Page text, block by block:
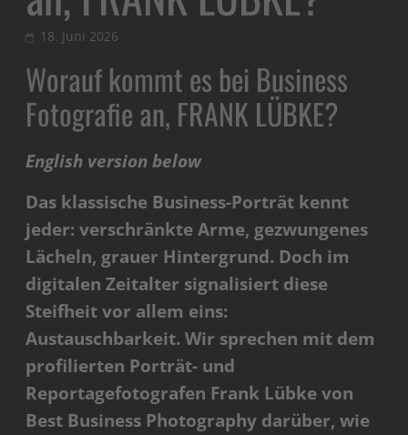
18. Juni 2026
Worauf kommt es bei Business
Fotografie an, FRANK LÜBKE?
English version below
Das klassische Business-Porträt kennt
jeder: verschränkte Arme, gezwungenes
Lächeln, grauer Hintergrund. Doch im
digitalen Zeitalter signalisiert diese
Steifheit vor allem eins:
Austauschbarkeit. Wir sprechen mit dem
profilierten Porträt- und
Reportagefotografen Frank Lübke von
Best Business Photography darüber, wie